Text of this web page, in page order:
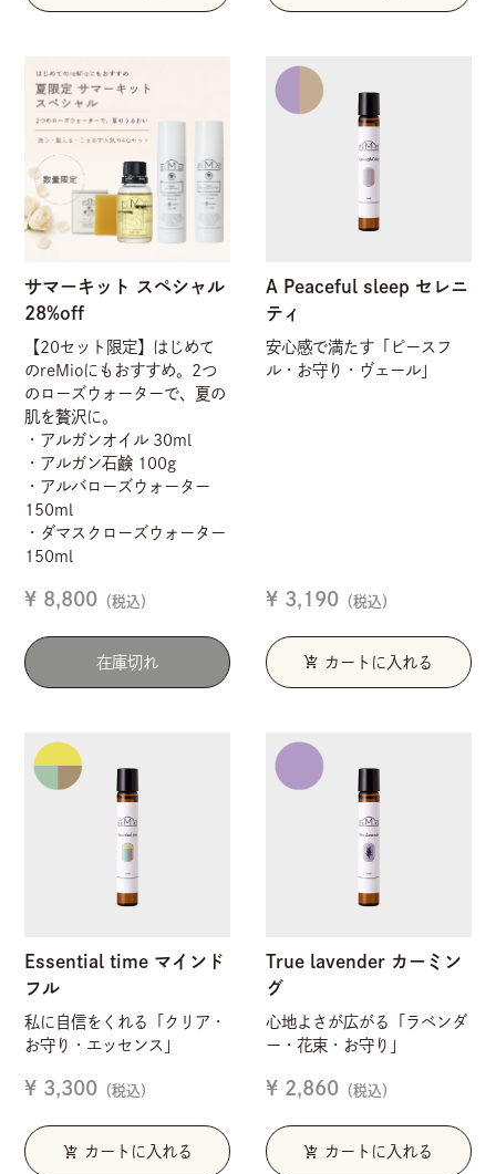
サマーキット スペシャル
28%off
【20セット限定】はじめて
のreMioにもおすすめ。2つ
のローズウォーターで、夏の
肌を贅沢に。
・アルガンオイル 30ml
・アルガン石鹸 100g
・アルバローズウォーター
150ml
・ダマスクローズウォーター
150ml
¥ 8,800 （税込）
在庫切れ
A Peaceful sleep セレニ
ティ
安心感で満たす「ピースフ
ル・お守り・ヴェール」
¥ 3,190 （税込）
add_shopping_cart カートに入れる
Essential time マインド
フル
私に自信をくれる「クリア・
お守り・エッセンス」
¥ 3,300 （税込）
add_shopping_cart カートに入れる
True lavender カーミン
グ
心地よさが広がる「ラベンダ
ー・花束・お守り」
¥ 2,860 （税込）
add_shopping_cart カートに入れる